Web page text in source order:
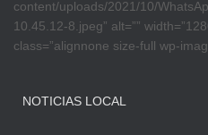
content/uploads/2021/10/
10.45.12-8.jpeg” alt=””
class=”alignnone size-full wp-
NOTICIAS LOCAL